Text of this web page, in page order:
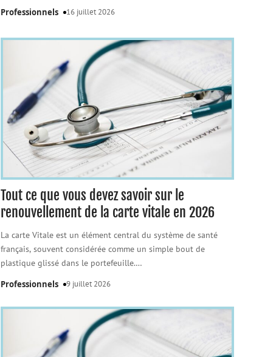
Professionnels
16 juillet 2026
Tout ce que vous devez savoir sur le
renouvellement de la carte vitale en 2026
La carte Vitale est un élément central du système de santé
français, souvent considérée comme un simple bout de
plastique glissé dans le portefeuille.…
Professionnels
9 juillet 2026